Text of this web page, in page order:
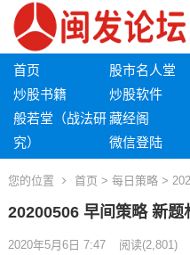
首页 股市名人堂
炒股书籍
炒股软件
般若堂（战法研
究）
藏经阁
微信登陆
您的位置 首页 > 每日策略 >
20200506 早间策略 新题
2020年5月6日 7:47 阅读(2,801)